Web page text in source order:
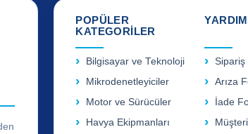
POPÜLER
KATEGORİLER
Bilgisayar ve Teknoloji
Mikrodenetleyiciler
Motor ve Sürücüler
Havya Ekipmanları
YARDIM
Sipariş
Arıza
İade